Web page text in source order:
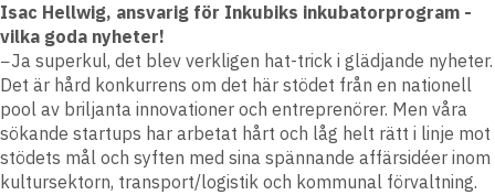
Isac Hellwig, ansvarig för Inkubiks inkubatorprogram -
vilka goda nyheter!
−Ja superkul, det blev verkligen hat-trick i glädjande nyheter.
Det är hård konkurrens om det här stödet från en nationell
pool av briljanta innovationer och entreprenörer. Men våra
sökande startups har arbetat hårt och låg helt rätt i linje mot
stödets mål och syften med sina spännande affärsidéer inom
kultursektorn, transport/logistik och kommunal förvaltning.